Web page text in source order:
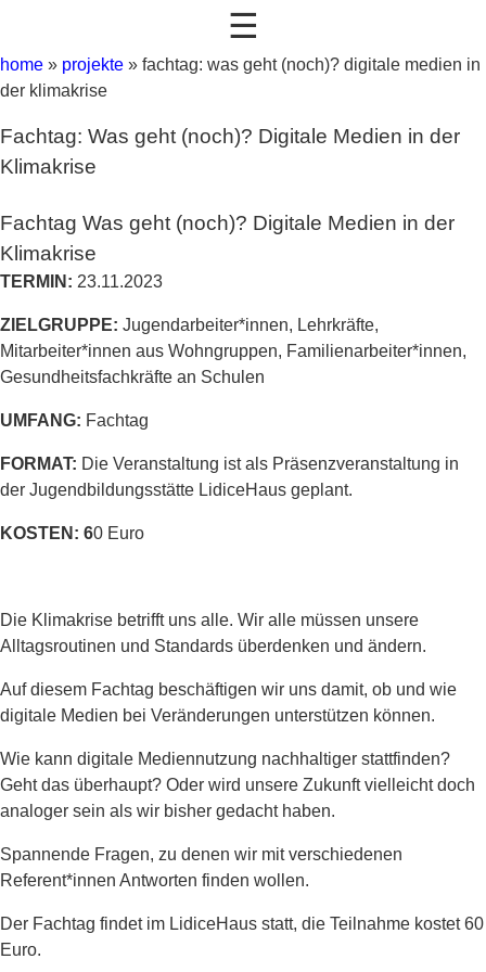
☰
home » projekte » fachtag: was geht (noch)? digitale medien in
der klimakrise
Fachtag: Was geht (noch)? Digitale Medien in der
Klimakrise
Fachtag Was geht (noch)? Digitale Medien in der
Klimakrise
TERMIN: 23.11.2023
ZIELGRUPPE: Jugendarbeiter*innen, Lehrkräfte,
Mitarbeiter*innen aus Wohngruppen, Familienarbeiter*innen,
Gesundheitsfachkräfte an Schulen
UMFANG: Fachtag
FORMAT: Die Veranstaltung ist als Präsenzveranstaltung in
der Jugendbildungsstätte LidiceHaus geplant.
KOSTEN: 60 Euro
Die Klimakrise betrifft uns alle. Wir alle müssen unsere
Alltagsroutinen und Standards überdenken und ändern.
Auf diesem Fachtag beschäftigen wir uns damit, ob und wie
digitale Medien bei Veränderungen unterstützen können.
Wie kann digitale Mediennutzung nachhaltiger stattfinden?
Geht das überhaupt? Oder wird unsere Zukunft vielleicht doch
analoger sein als wir bisher gedacht haben.
Spannende Fragen, zu denen wir mit verschiedenen
Referent*innen Antworten finden wollen.
Der Fachtag findet im LidiceHaus statt, die Teilnahme kostet 60
Euro.